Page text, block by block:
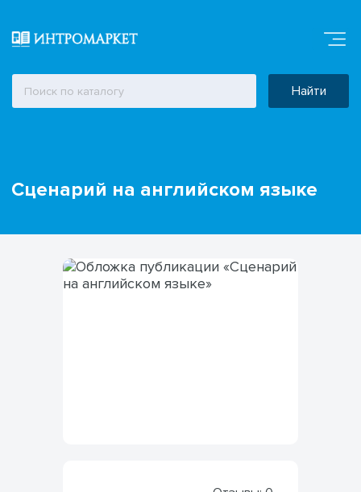
Найти
Сценарий на английском языке